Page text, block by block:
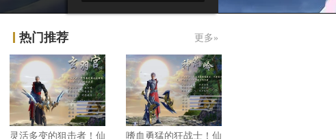
热门推荐 更多»
灵活多变的狙击者！仙
嗜血勇猛的狂战士！仙